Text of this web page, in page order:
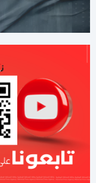
02:39 مساءاً
بانفجار منزل جنوبي
منع إدخال
11:32 صباحا
تحذيرات إسرائيلية
11:07 صباحا
باسم نعيم: حماس لا
خارطة الطريق